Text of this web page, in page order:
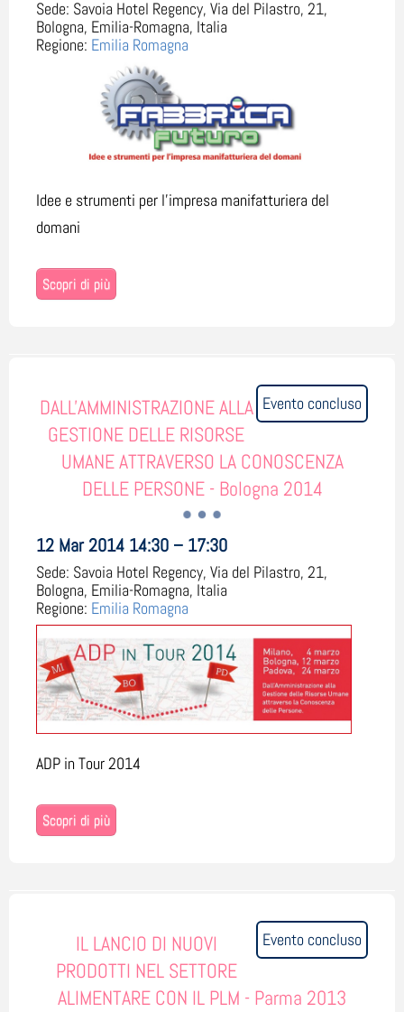
Sede: Savoia Hotel Regency, Via del Pilastro, 21,
Bologna, Emilia-Romagna, Italia
Regione: Emilia Romagna
Idee e strumenti per l'impresa manifatturiera del
domani
Scopri di più
Evento concluso
DALL'AMMINISTRAZIONE ALLA
GESTIONE DELLE RISORSE
UMANE ATTRAVERSO LA CONOSCENZA
DELLE PERSONE - Bologna 2014
12 Mar 2014 14:30 – 17:30
Sede: Savoia Hotel Regency, Via del Pilastro, 21,
Bologna, Emilia-Romagna, Italia
Regione: Emilia Romagna
ADP in Tour 2014
Scopri di più
Evento concluso
IL LANCIO DI NUOVI
PRODOTTI NEL SETTORE
ALIMENTARE CON IL PLM - Parma 2013